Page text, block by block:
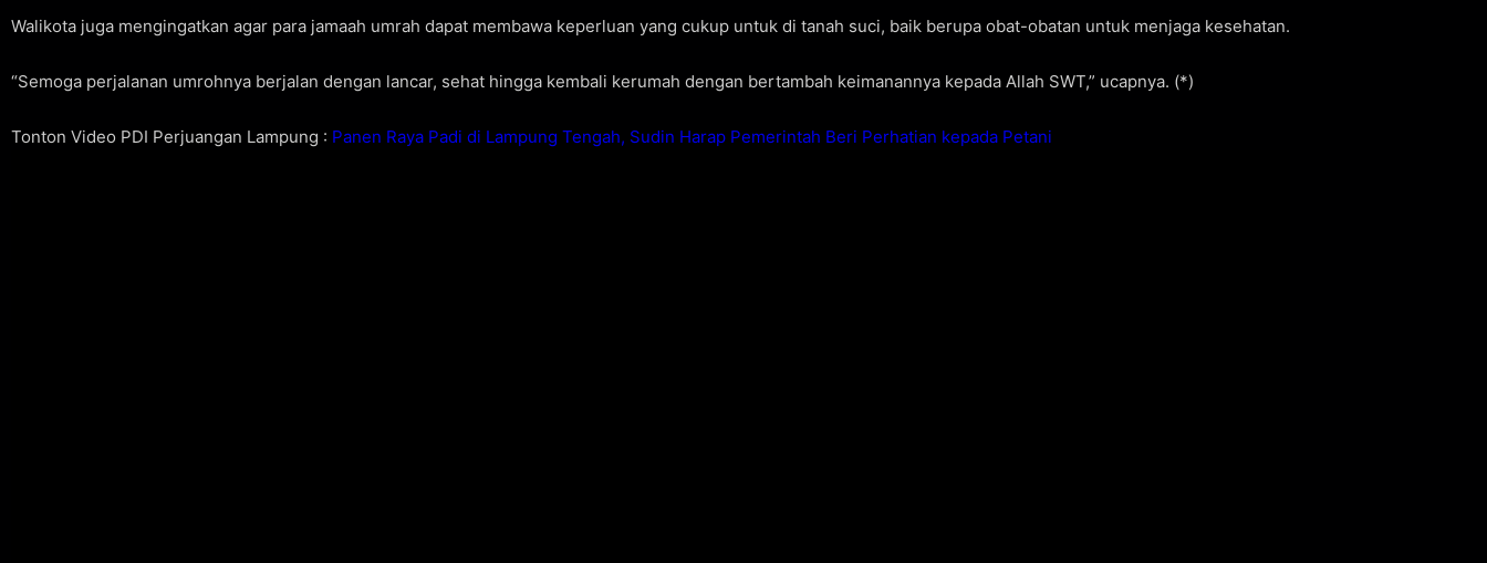
Walikota juga mengingatkan agar para jamaah umrah dapat membawa keperluan yang cukup untuk di tanah suci, baik berupa obat-obatan untuk menjaga kesehatan.
“Semoga perjalanan umrohnya berjalan dengan lancar, sehat hingga kembali kerumah dengan bertambah keimanannya kepada Allah SWT,” ucapnya. (*)
Tonton Video PDI Perjuangan Lampung : Panen Raya Padi di Lampung Tengah, Sudin Harap Pemerintah Beri Perhatian kepada Petani